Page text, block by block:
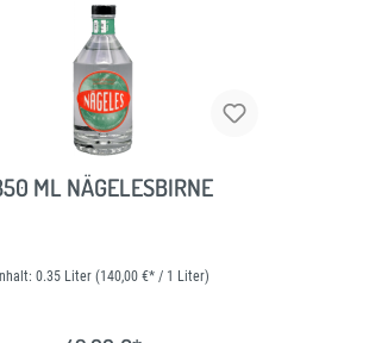
ML NÄGELESBIRNE
Inhalt: 0.35 Liter (140,00 €* / 1 Liter)